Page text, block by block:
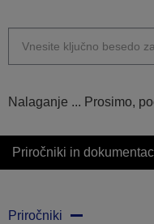
Nalaganje ... Prosimo,
Priročniki in
Priročniki